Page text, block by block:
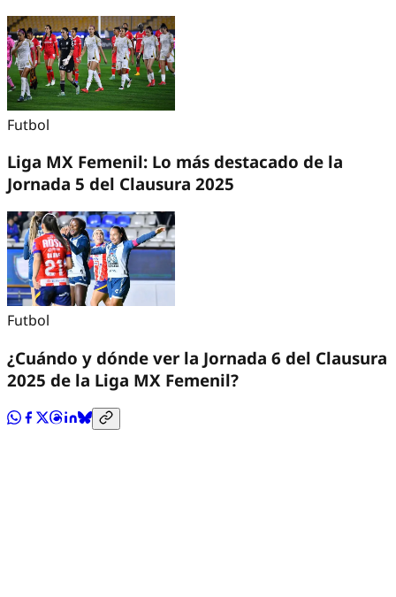
Futbol
Liga MX Femenil: Lo más destacado de la
Jornada 5 del Clausura 2025
Futbol
¿Cuándo y dónde ver la Jornada 6 del Clausura
2025 de la Liga MX Femenil?